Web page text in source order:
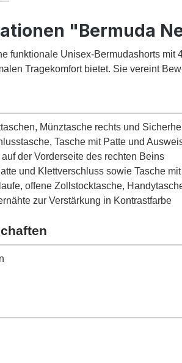
"Bermuda
funktionale Unisex-Bermudashorts
Tragekomfort bietet. Sie vereint
Münztasche rechts und
Tasche mit Patte und
der Vorderseite des rechten Beins
und Klettverschluss sowie Tasche
offene Zollstocktasche,
zur Verstärkung in Kontrastfarbe